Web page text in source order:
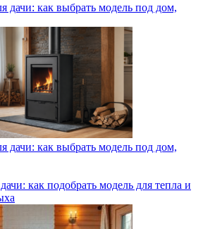
дачи: как выбрать модель под дом,
дачи: как выбрать модель под дом,
как подобрать модель для тепла и